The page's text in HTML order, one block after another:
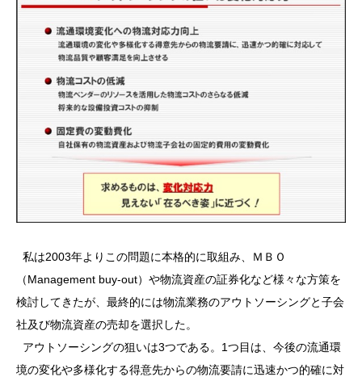
私は2003年よりこの問題に本格的に取組み、ＭＢＯ
（Management buy-out）や物流資産の証券化など様々な方策を
検討してきたが、最終的には物流業務のアウトソーシングと子会
社及び物流資産の売却を選択した。
アウトソーシングの狙いは3つである。1つ目は、今後の流通環
境の変化や多様化する得意先からの物流要請に迅速かつ的確に対